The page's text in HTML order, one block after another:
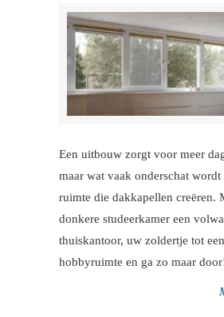
Een uitbouw zorgt voor meer
maar wat vaak onderschat wordt
ruimte die dakkapellen creëren.
donkere studeerkamer een
thuiskantoor, uw zoldertje tot
hobbyruimte en ga zo maar